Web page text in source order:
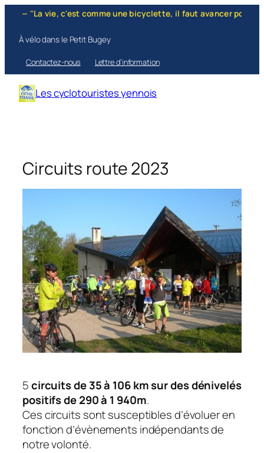
Aller
contenu
— "La vie, c'est comme une bicyclette, il faut avancer pour ne
À vélo dans le Petit Bugey
Contactez-nous Lettre d’information
Les cyclotouristes yennois
Circuits route 2023
5circuits de 35 à 106 km sur des dénivelés
positifs de 290 à 1 940m.
Ces circuits sont susceptibles d’évoluer en
fonction d’évènements indépendants de
notre volonté.